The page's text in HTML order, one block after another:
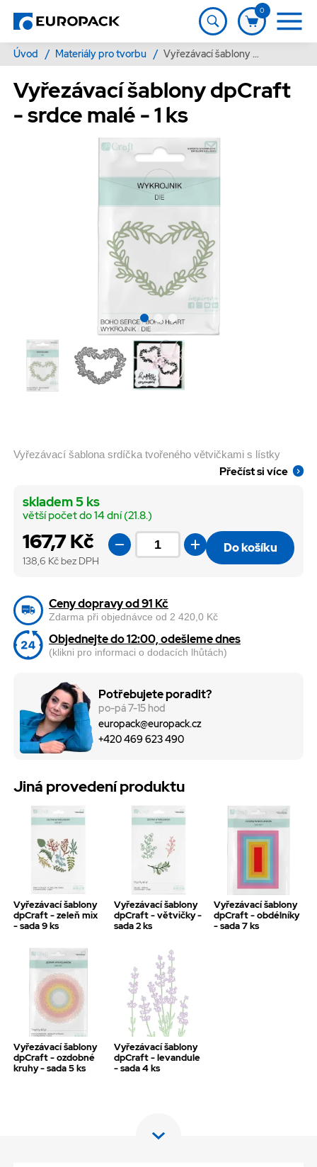
0
Úvod / Materiály pro tvorbu / Vyřezávací šablony dpCraft - srdce malé - 1 ks
Vyřezávací šablony dpCraft
- srdce malé - 1 ks
Vyřezávací šablona srdíčka tvořeného větvičkami s lístky
Přečíst si více
167,7 Kč
138,6 Kč bez DPH
skladem 5 ks
větší počet do 14 dní (21.8.)
Do košíku
Ceny dopravy od 91 Kč
Zdarma při objednávce od 2 420,0 Kč
Objednejte do 12:00, odešleme dnes
(klikni pro informaci o dodacích lhůtách)
Potřebujete poradit?
po-pá 7-15 hod
europack@europack.cz
+420 469 623 490
Jiná provedení produktu
Vyřezávací šablony
dpCraft - zeleň mix
- sada 9 ks
Vyřezávací šablony
dpCraft - větvičky -
sada 2 ks
Vyřezávací šablony
dpCraft - obdélníky
- sada 7 ks
Vyřezávací šablony
dpCraft - ozdobné
kruhy - sada 5 ks
Vyřezávací šablony
dpCraft - levandule
- sada 4 ks